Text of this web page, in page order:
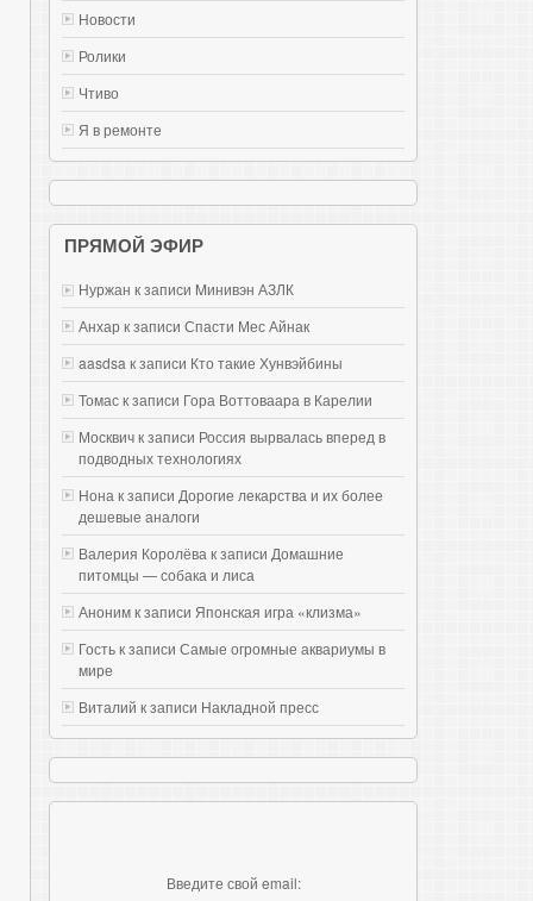
Новости
Ролики
Чтиво
Я в ремонте
ПРЯМОЙ ЭФИР
Нуржан к записи Mинивэн АЗЛК
Анхар к записи Спасти Мес Айнак
aasdsa к записи Кто такие Хунвэйбины
Томас к записи Гора Воттоваара в Карелии
Москвич к записи Россия вырвалась вперед в
подводных технологиях
Нона к записи Дорогие лекарства и их более
дешевые аналоги
Валерия Королёва к записи Домашние
питомцы — собака и лиса
Аноним к записи Японская игра «клизма»
Гость к записи Самые огромные аквариумы в
мире
Виталий к записи Накладной пресс
Введите свой email: